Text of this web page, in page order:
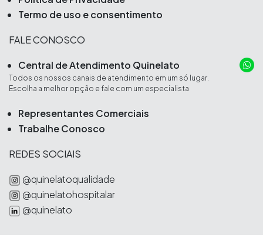
Termo de uso e consentimento
FALE CONOSCO
Central de Atendimento Quinelato
Todos os nossos canais de atendimento em um só lugar.
Escolha a melhor opção e fale com um especialista
Representantes Comerciais
Trabalhe Conosco
REDES SOCIAIS
@quinelatoqualidade
@quinelatohospitalar
@quinelato